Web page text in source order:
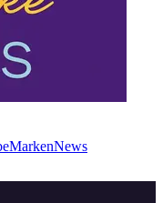
MarkenNews